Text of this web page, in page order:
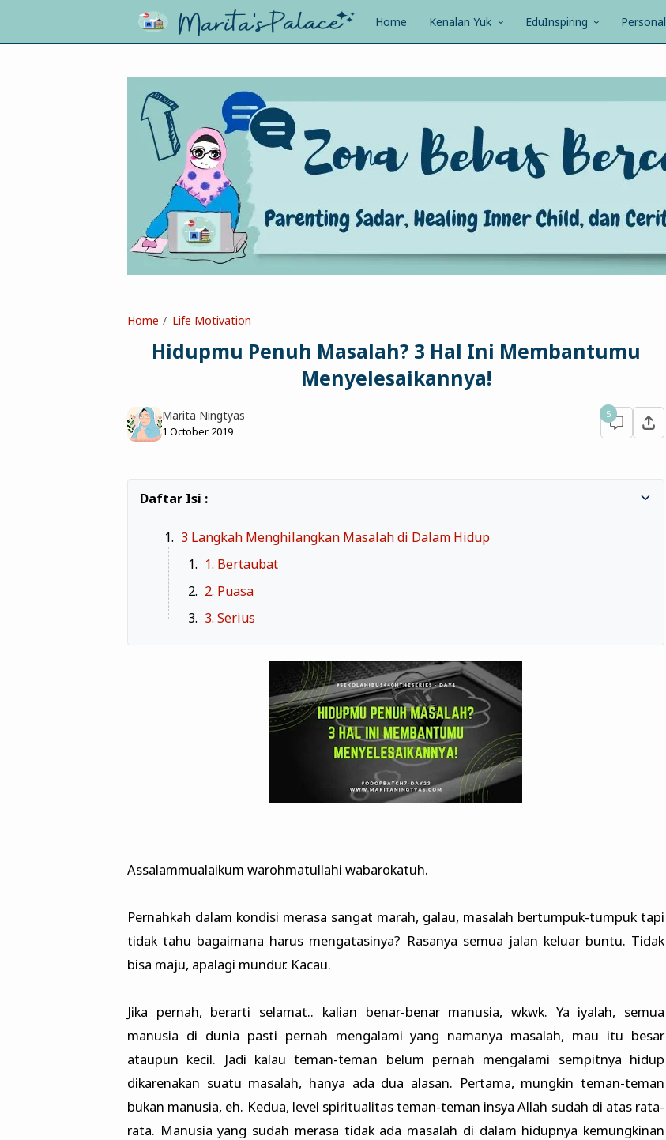
Home Kenalan Yuk EduInspiring Personal
Home Life Motivation
Hidupmu Penuh Masalah? 3 Hal Ini Membantumu
Menyelesaikannya!
Marita Ningtyas
1 October 2019
5
3 Langkah Menghilangkan Masalah di Dalam Hidup
1. Bertaubat
2. Puasa
3. Serius
Assalammualaikum warohmatullahi wabarokatuh.
Pernahkah dalam kondisi merasa sangat marah, galau, masalah bertumpuk-tumpuk tapi
tidak tahu bagaimana harus mengatasinya? Rasanya semua jalan keluar buntu. Tidak
bisa maju, apalagi mundur. Kacau.
Jika pernah, berarti selamat.. kalian benar-benar manusia, wkwk. Ya iyalah, semua
manusia di dunia pasti pernah mengalami yang namanya masalah, mau itu besar
ataupun kecil. Jadi kalau teman-teman belum pernah mengalami sempitnya hidup
dikarenakan suatu masalah, hanya ada dua alasan. Pertama, mungkin teman-teman
bukan manusia, eh. Kedua, level spiritualitas teman-teman insya Allah sudah di atas rata-
rata. Manusia yang sudah merasa tidak ada masalah di dalam hidupnya kemungkinan